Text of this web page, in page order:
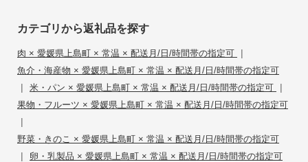
カテゴリから返礼品を探す
肉 × 愛媛県上島町 × 常温 × 配送月/日/時間帯の指定可 |
魚介・海産物 × 愛媛県上島町 × 常温 × 配送月/日/時間帯の指定可
| 米・パン × 愛媛県上島町 × 常温 × 配送月/日/時間帯の指定可 |
果物・フルーツ × 愛媛県上島町 × 常温 × 配送月/日/時間帯の指定可
|
野菜・きのこ × 愛媛県上島町 × 常温 × 配送月/日/時間帯の指定可
| 卵・乳製品 × 愛媛県上島町 × 常温 × 配送月/日/時間帯の指定可